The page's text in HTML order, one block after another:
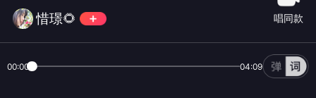
记得我呢？颖儿，顺便祝你生日快乐哈
😄😃😜惜璟🌻 唱同款
00:00 04:09